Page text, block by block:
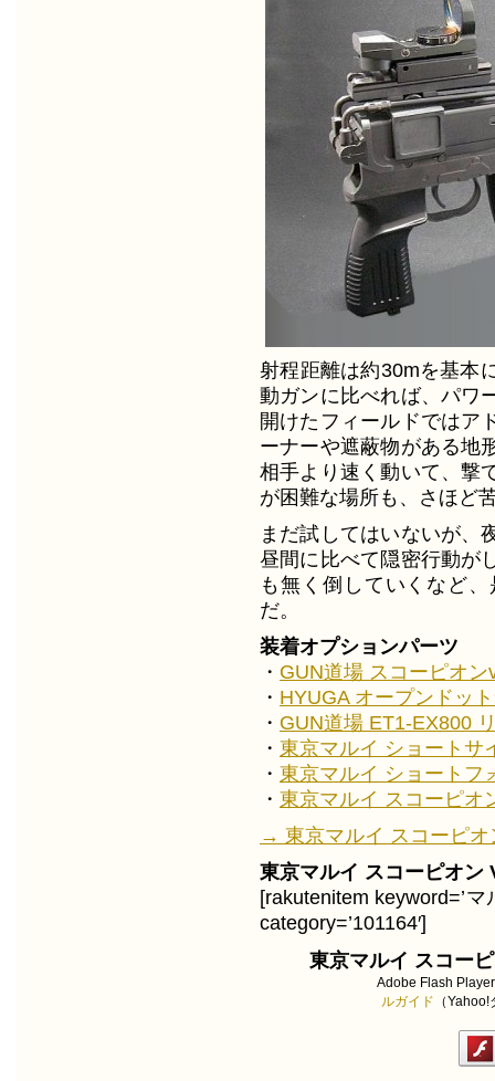
射程距離は約30mを基本
動ガンに比べれば、パワ
開けたフィールドではア
ーナーや遮蔽物がある地
相手より速く動いて、撃
が困難な場所も、さほど
まだ試してはいないが、
昼間に比べて隠密行動が
も無く倒していくなど
だ。
装着オプションパーツ
・ GUN道場 スコーピオ
・ HYUGA オープンドッ
・ GUN道場 ET1-EX800
・ 東京マルイ ショートサ
・ 東京マルイ ショートフ
・ 東京マルイ スコーピオ
→ 東京マルイ スコーピ
東京マルイ スコーピオン
[rakutenitem keyword=’マ
category=’101164′]
東京マルイ スコー
Adobe Flash
ルガイド （